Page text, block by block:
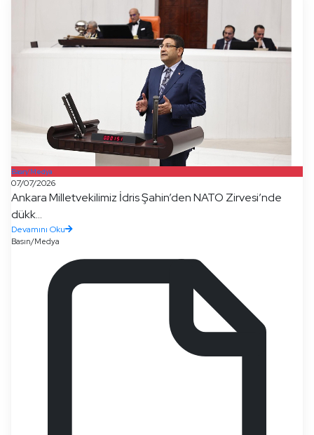
Basın/Medya
07/07/2026
Ankara Milletvekilimiz İdris Şahin’den NATO Zirvesi’nde
dükk...
Devamını Oku
Basın/Medya